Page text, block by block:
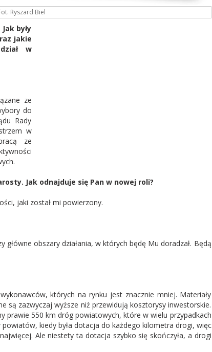
Ryszard Biel
były
jakie
w
ze
do
Rady
w
ze
Jak odnajduje się Pan w nowej roli?
jaki został mi powierzony.
obszary działania, w których będę Mu doradzał. Będą
których na rynku jest znacznie mniej. Materiały
są zazwyczaj wyższe niż przewidują kosztorysy inwestorskie.
prawie 550 km dróg powiatowych, które w wielu przypadkach
kiedy była dotacja do każdego kilometra drogi, więc
Ale niestety ta dotacja szybko się skończyła, a drogi